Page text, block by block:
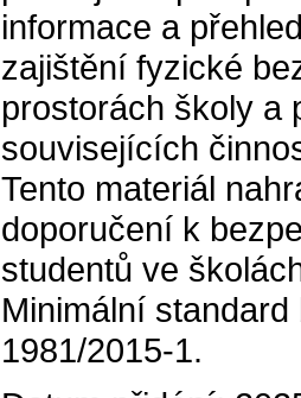
informace a
zajištění fyzické
prostorách školy a
souvisejících
Tento materiál
doporučení k
studentů ve
Minimální
1981/2015-1.